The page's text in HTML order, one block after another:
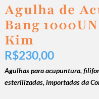
Agulha de
Bang
Kim
R$230,00
Agulhas para acupuntura,
esterilizadas, importadas da